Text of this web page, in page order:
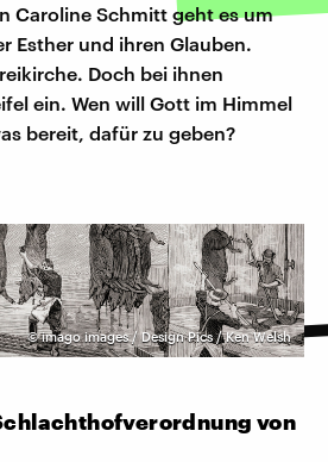
Caroline Schmitt geht es um
Esther und ihren Glauben.
Doch bei ihnen
ein. Wen will Gott im Himmel
bereit, dafür zu geben?
©imago images / Design Pics / Ken Welsh
von